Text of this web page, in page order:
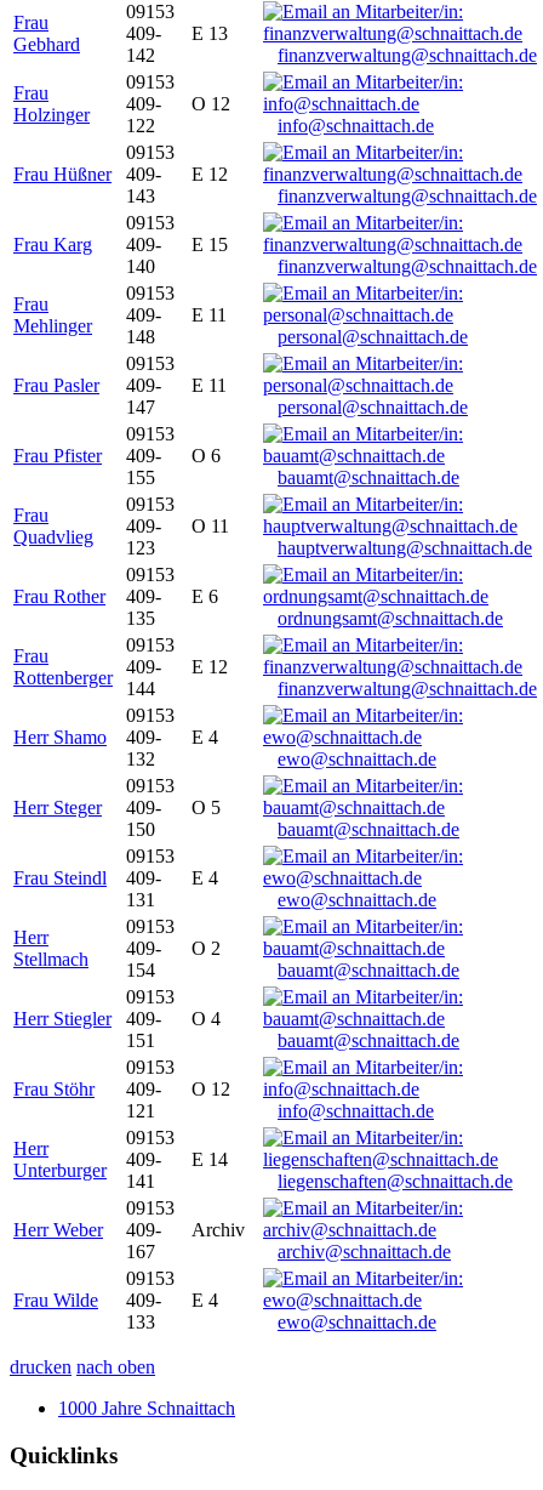
Frau
Gebhard
09153
409-
142
E 13
finanzverwaltung@schnaittach.de
Frau
Holzinger
09153
409-
122
O 12
info@schnaittach.de
Frau Hüßner
09153
409-
143
E 12
finanzverwaltung@schnaittach.de
Frau Karg
09153
409-
140
E 15
finanzverwaltung@schnaittach.de
Frau
Mehlinger
09153
409-
148
E 11
personal@schnaittach.de
Frau Pasler
09153
409-
147
E 11
personal@schnaittach.de
Frau Pfister
09153
409-
155
O 6
bauamt@schnaittach.de
Frau
Quadvlieg
09153
409-
123
O 11
hauptverwaltung@schnaittach.de
Frau Rother
09153
409-
135
E 6
ordnungsamt@schnaittach.de
Frau
Rottenberger
09153
409-
144
E 12
finanzverwaltung@schnaittach.de
Herr Shamo
09153
409-
132
E 4
ewo@schnaittach.de
Herr Steger
09153
409-
150
O 5
bauamt@schnaittach.de
Frau Steindl
09153
409-
131
E 4
ewo@schnaittach.de
Herr
Stellmach
09153
409-
154
O 2
bauamt@schnaittach.de
Herr Stiegler
09153
409-
151
O 4
bauamt@schnaittach.de
Frau Stöhr
09153
409-
121
O 12
info@schnaittach.de
Herr
Unterburger
09153
409-
141
E 14
liegenschaften@schnaittach.de
Herr Weber
09153
409-
167
Archiv
archiv@schnaittach.de
Frau Wilde
09153
409-
133
E 4
ewo@schnaittach.de
drucken nach oben
1000 Jahre Schnaittach
Quicklinks